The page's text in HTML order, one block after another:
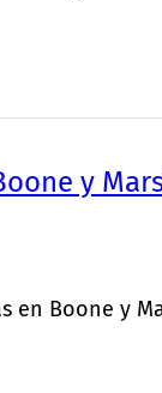
y
en Boone